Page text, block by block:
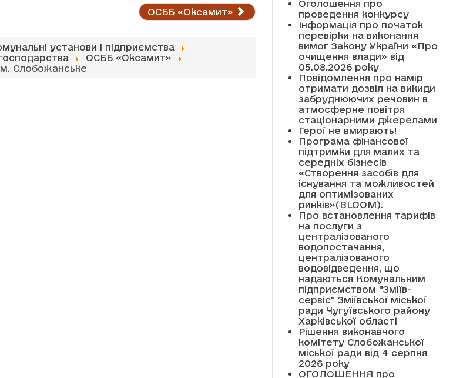
ОСББ «Оксамит»
установи і підприємства
ОСББ «Оксамит»
Слобожанське
Оголошення про
проведення конкурсу
Інформація про початок
перевірки на виконання
вимог Закону України «Про
очищення влади» від
05.08.2026 року
Повідомлення про намір
отримати дозвіл на викиди
забруднюючих речовин в
атмосферне повітря
стаціонарними джерелами
Герої не вмирають!
Програма фінансової
підтримки для малих та
середніх бізнесів
«Створення засобів для
існування та можливостей
для оптимізованих
ринків»(BLOOM).
Про встановлення тарифів
на послуги з
централізованого
водопостачання,
централізованого
водовідведення, що
надаються Комунальним
підприємством "Зміїв-
сервіс" Зміївської міської
ради Чугуївського району
Харківської області
Рішення виконавчого
комітету Слобожанської
міської ради від 4 серпня
2026 року
ОГОЛОШЕННЯ про